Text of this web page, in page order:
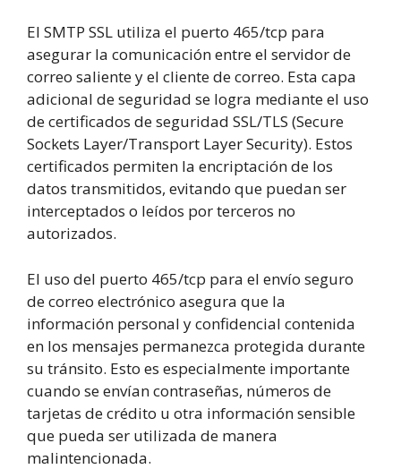
El SMTP SSL utiliza el puerto 465/tcp para
asegurar la comunicación entre el servidor de
correo saliente y el cliente de correo. Esta capa
adicional de seguridad se logra mediante el uso
de certificados de seguridad SSL/TLS (Secure
Sockets Layer/Transport Layer Security). Estos
certificados permiten la encriptación de los
datos transmitidos, evitando que puedan ser
interceptados o leídos por terceros no
autorizados.
El uso del puerto 465/tcp para el envío seguro
de correo electrónico asegura que la
información personal y confidencial contenida
en los mensajes permanezca protegida durante
su tránsito. Esto es especialmente importante
cuando se envían contraseñas, números de
tarjetas de crédito u otra información sensible
que pueda ser utilizada de manera
malintencionada.